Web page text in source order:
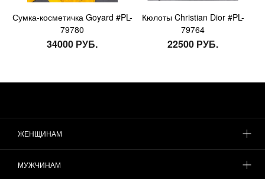
Сумка-косметичка Goyard #PL-
79780
34000 РУБ.
Кюлоты Christian Dior #PL-
79764
22500 РУБ.
ЖЕНЩИНАМ
МУЖЧИНАМ